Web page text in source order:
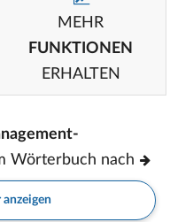
MEHR
FUNKTIONEN
ERHALTEN
Wörterbuch nach
anzeigen